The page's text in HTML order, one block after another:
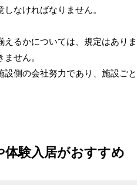
なければなりません。
えるかについては、規定はあり
せん。
設側の会社努力であり、施設ご
体験入居がおすすめ